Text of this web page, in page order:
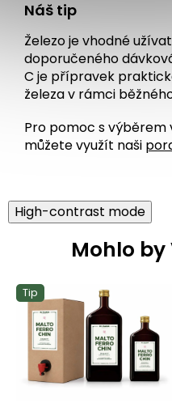
Náš tip
Železo je vhodné
doporučeného
C je přípravek
železa v rámci
Pro pomoc s
můžete využít naši
High-contrast mode
Mohlo
Tip